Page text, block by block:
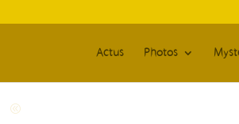
Actus Photos